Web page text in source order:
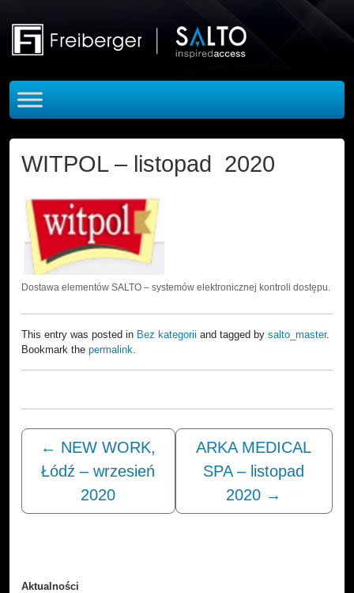
WITPOL – listopad 2020
Dostawa elementów SALTO – systemów elektronicznej kontroli dostępu.
This entry was posted in Bez kategorii and tagged by salto_master.
Bookmark the permalink
← NEW WORK,
Łódź – wrzesień
2020
ARKA MEDICAL
SPA – listopad
2020 →
Aktualności